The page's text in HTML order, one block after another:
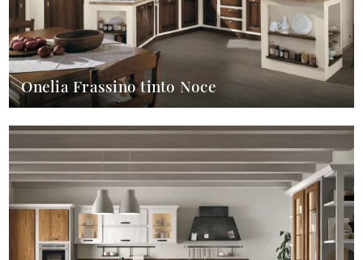
Onelia Frassino tinto Noce